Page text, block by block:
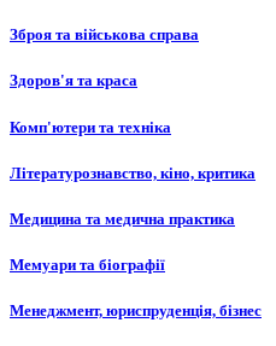
Зброя та військова справа
Здоров'я та краса
Комп'ютери та техніка
Літературознавство, кіно, критика
Медицина та медична практика
Мемуари та біографії
Менеджмент, юриспруденція, бізнес